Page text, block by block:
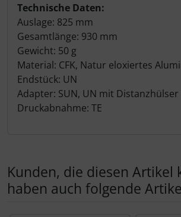
Technische Daten:
Auslage: 825 mm
Gesamtlänge: 930 mm
Gewicht: 50 g
Material: CFK, Natur eloxiertes
Endstück: UN
Adapter: SUN, UN mit Distanzhülser
Druckabnahme: TE
Kunden, die diesen Artikel
haben auch folgende